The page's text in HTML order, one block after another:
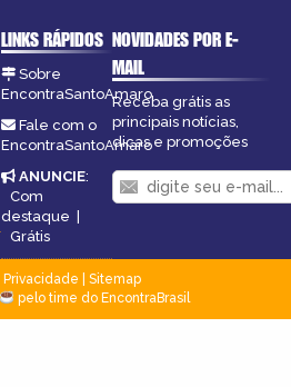
LINKS RÁPIDOS
Sobre
EncontraSantoAmaro
Fale com o
EncontraSantoAmaro
ANUNCIE:
Com
destaque |
Grátis
NOVIDADES POR E-
MAIL
Receba grátis as
principais notícias,
dicas e promoções
Privacidade
Sitemap
pelo time do EncontraBrasil